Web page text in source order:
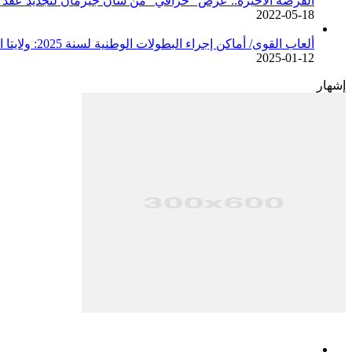
2022-05-18
ألعاب القوى/ أماكن إجراء البطولات الوطنية لسنة 2025: ولايتا الجزائر وبجاية تحتضنان أغلبية المسابقات /اتحادية/
2025-01-12
إشهار